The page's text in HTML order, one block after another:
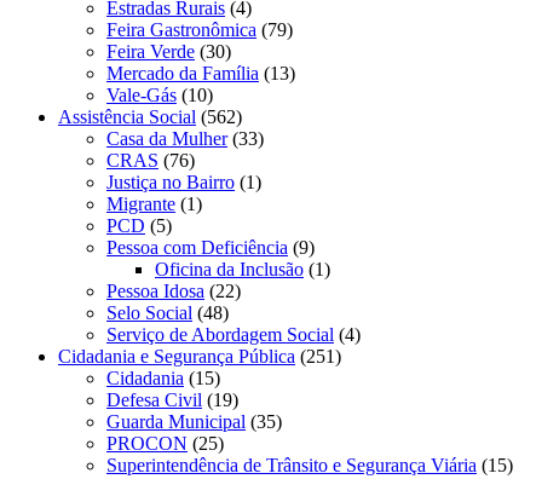
Estradas Rurais (4)
Feira Gastronômica (79)
Feira Verde (30)
Mercado da Família (13)
Vale-Gás (10)
Assistência Social (562)
Casa da Mulher(33)
CRAS (76)
Justiça no Bairro (1)
Migrante (1)
PCD (5)
Pessoa com Deficiência (9)
Oficina da Inclusão (1)
Pessoa Idosa (22)
Selo Social (48)
Serviço de Abordagem Social (4)
Cidadania e Segurança Pública (251)
Cidadania (15)
Defesa Civil (19)
Guarda Municipal (35)
PROCON (25)
Superintendência de Trânsito e Segurança Viária (15)